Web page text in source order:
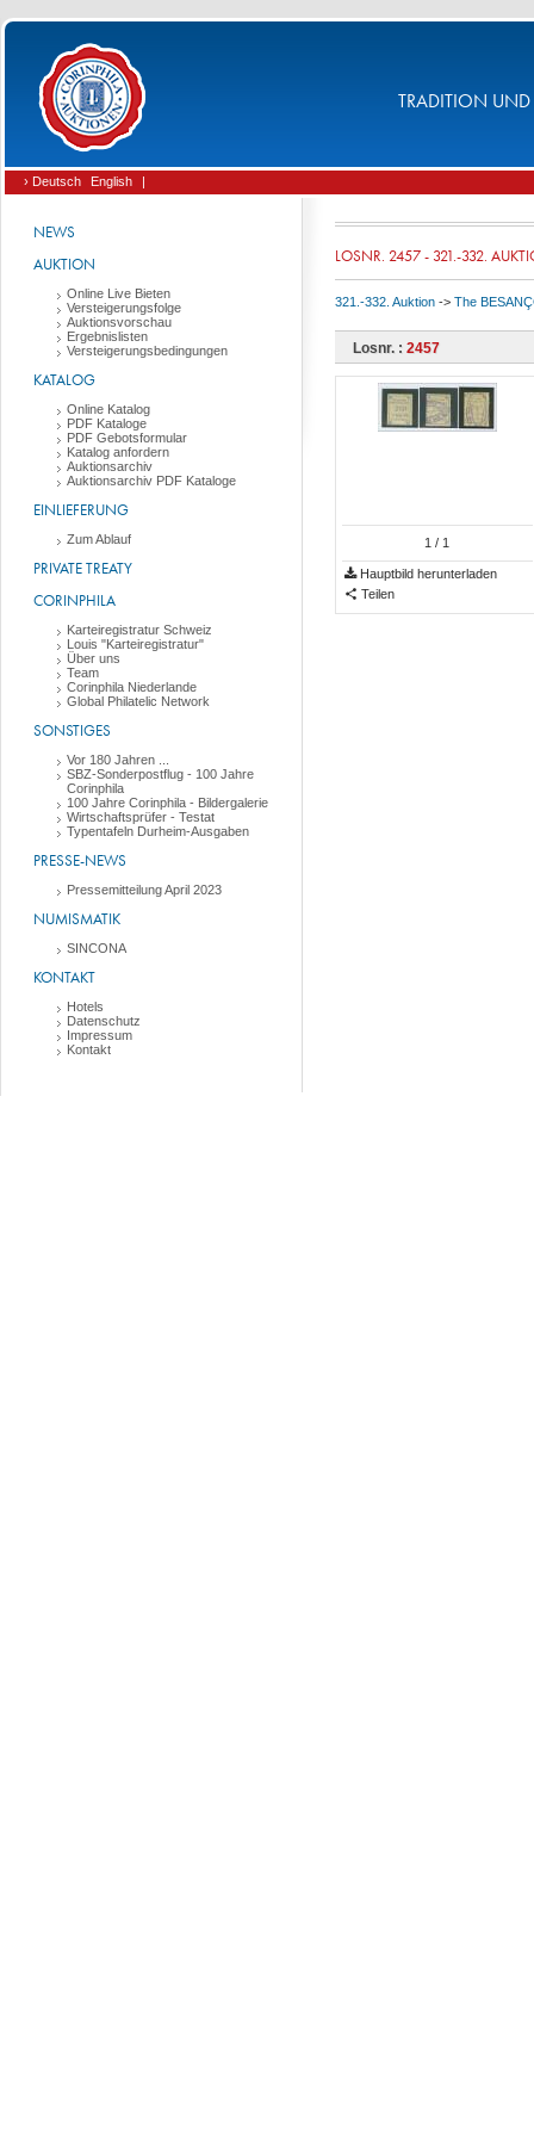
TRADITION UND
› Deutsch English |
NEWS
AUKTION
Online Live Bieten
Versteigerungsfolge
Auktionsvorschau
Ergebnislisten
Versteigerungsbedingungen
KATALOG
Online Katalog
PDF Kataloge
PDF Gebotsformular
Katalog anfordern
Auktionsarchiv
Auktionsarchiv PDF Kataloge
EINLIEFERUNG
Zum Ablauf
PRIVATE TREATY
CORINPHILA
Karteiregistratur Schweiz
Louis "Karteiregistratur"
Über uns
Team
Corinphila Niederlande
Global Philatelic Network
SONSTIGES
Vor 180 Jahren ...
SBZ-Sonderpostflug - 100 Jahre
Corinphila
100 Jahre Corinphila - Bildergalerie
Wirtschaftsprüfer - Testat
Typentafeln Durheim-Ausgaben
PRESSE-NEWS
Pressemitteilung April 2023
NUMISMATIK
SINCONA
KONTAKT
Hotels
Datenschutz
Impressum
Kontakt
LOSNR. 2457 - 321.-332.
321.-332. Auktion -> The
Losnr. : 2457
1 / 1
Hauptbild herunterladen
Teilen